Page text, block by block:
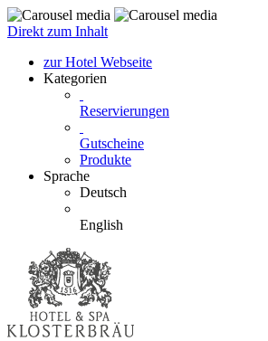
Direkt zum Inhalt
zur Hotel Webseite
Kategorien
Reservierungen
Gutscheine
Produkte
Sprache
Deutsch
English